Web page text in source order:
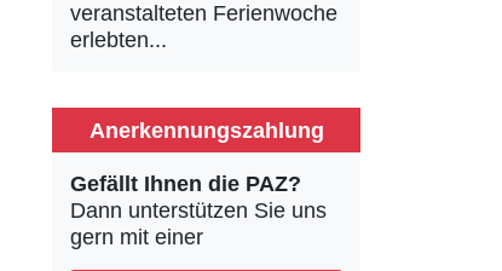
veranstalteten Ferienwoche
erlebten...
Anerkennungszahlung
Gefällt Ihnen die PAZ?
Dann unterstützen Sie uns
gern mit einer